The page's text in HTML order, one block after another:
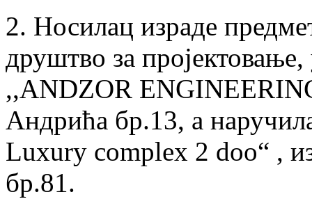
2. Носилац израде
друштво за
,,ANDZOR
Андрића бр.13, а
Luxury complex 2 doo“ ,
бр.81.